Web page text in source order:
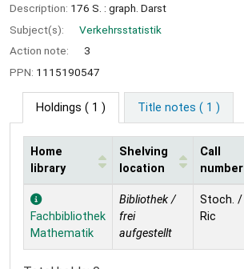
Description: 176 S. : graph. Darst
Subject(s):
Verkehrsstatistik
Action note:
3
PPN: 1115190547
Holdings ( 1 ) Title notes ( 1 )
Holdings
Home
library
Shelving
location
Call
number
Fachbibliothek
Mathematik
Bibliothek /
frei
aufgestellt
Stoch. /
Ric